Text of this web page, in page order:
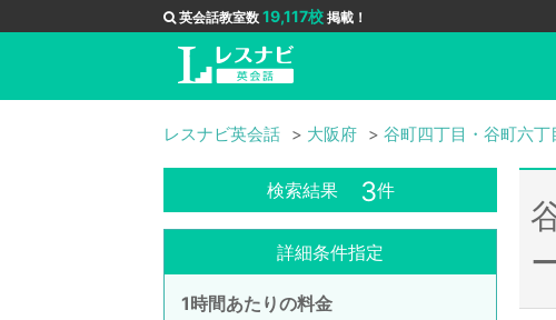
英会話教室数 19,117校 掲載！
レスナビ英会話 大阪府 谷町四丁目・谷町六丁
検索結果 3件
詳細条件指定
1時間あたりの料金